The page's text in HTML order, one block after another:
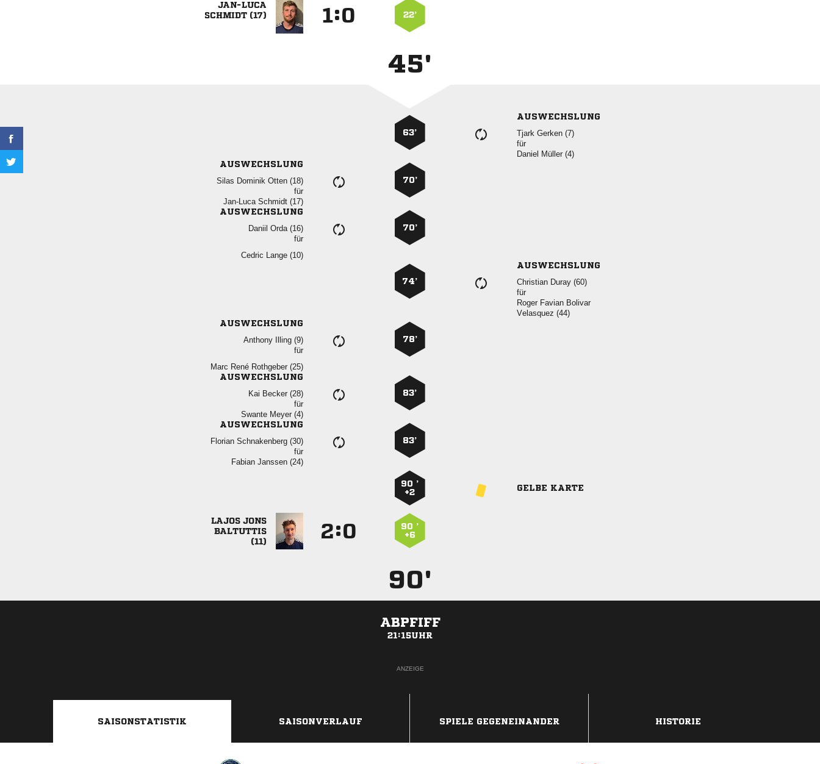

 
: 22’
45'
63’
AUSWECHSLUNG
  
für
  
AUSWECHSLUNG
   
für
  
70’
AUSWECHSLUNG
  
für
  
70’
74’
AUSWECHSLUNG
  
für
  
 
AUSWECHSLUNG
  
für
   
78’
AUSWECHSLUNG
  
für
  
83’
AUSWECHSLUNG
  
für
  
83’
90 ’
+2
GELBE KARTE
 


:
90 ’
+6
90'
ABPFIFF
21:15UHR
ANZEIGE
SAISONSTATISTIK SAISONVERLAUF SPIELE GEGENEINANDER HISTORIE